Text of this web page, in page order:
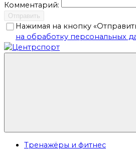
Комментарий:
Отправить
Нажимая на кнопку
на обработку персональных
Тренажёры и фитнес